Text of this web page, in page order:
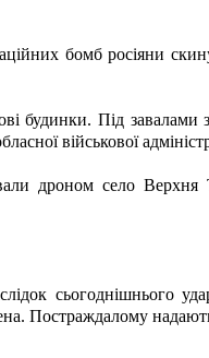
бомб росіяни
будинки. Під завалами
військової
дроном село Верхня
сьогоднішнього
Постраждалому